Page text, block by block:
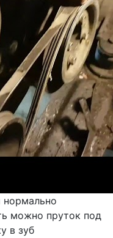
можно пруток под
в зуб